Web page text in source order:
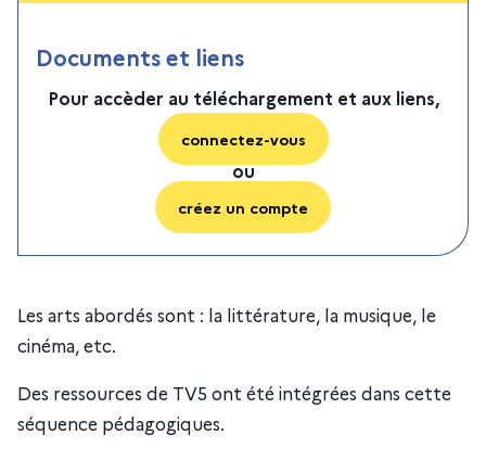
Documents et liens
Pour accèder au téléchargement et aux liens,
connectez-vous
ou
créez un compte
Les arts abordés sont : la littérature, la musique, le
cinéma, etc.
Des ressources de TV5 ont été intégrées dans cette
séquence pédagogiques.